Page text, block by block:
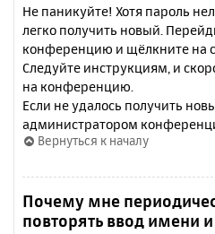
Не паникуйте! Хотя пароль
легко получить новый.
конференцию и щёлкните на
Следуйте инструкциям, и
на конференцию.
Если не удалось получить
администратором
Вернуться к началу
Почему мне
повторять ввод имени